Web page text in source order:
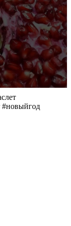
#новыйгод